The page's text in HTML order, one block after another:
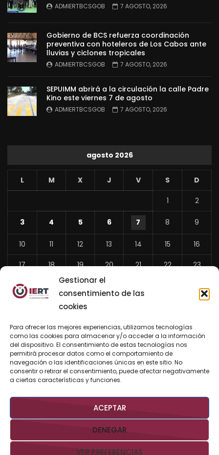
Gestionar el
consentimiento de las
cookies
Para ofrecer las mejores experiencias, utilizamos tecnologías
como las cookies para almacenar y/o acceder a la información
del dispositivo. El consentimiento de estas tecnologías nos
permitirá procesar datos como el comportamiento de
navegación o las identificaciones únicas en este sitio. No
consentir o retirar el consentimiento, puede afectar negativamente
a ciertas características y funciones.
ACEPTAR
DENEGAR
VER PREFERENCIAS
ADMIERTBCSGOB 7 AGOSTO, 2026
Gobierno de BCS refuerza coordinación
preventiva con hoteleros de Los Cabos ante
lluvias y ciclones tropicales
ADMIERTBCSGOB 7 AGOSTO, 2026
SEPUIMM abrirá a la circulación la calle Padre
Kino este viernes 7 de agosto
ADMIERTBCSGOB 7 AGOSTO, 2026
agosto 2026
L M X J V S D
1 2
3 4 5 6 7 8 9
10 11 12 13 14 15 16
17 18 19 20 21 22 23
24 26 27
«
Jul
BUSCAR AHORA